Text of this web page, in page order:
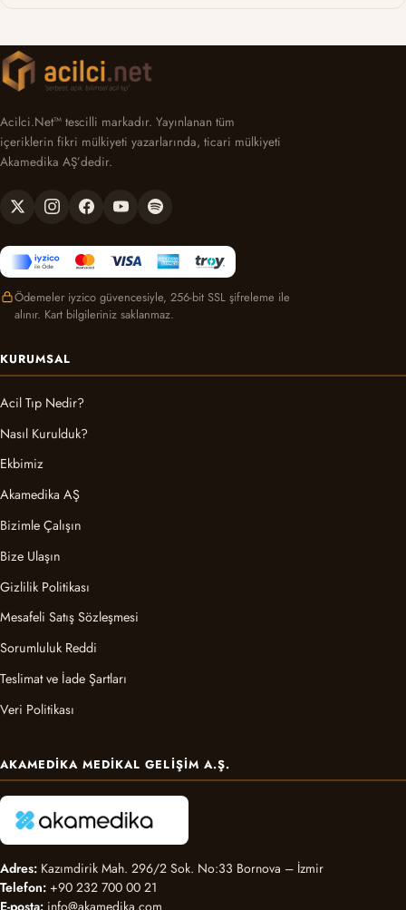
Acilci.Net™ tescilli markadır. Yayınlanan tüm
içeriklerin fikri mülkiyeti yazarlarında, ticari mülkiyeti
Akamedika AŞ’dedir.
Ödemeler iyzico güvencesiyle, 256-bit SSL şifreleme ile
alınır. Kart bilgileriniz saklanmaz.
KURUMSAL
Acil Tıp Nedir?
Nasıl Kurulduk?
Ekbimiz
Akamedika AŞ
Bizimle Çalışın
Bize Ulaşın
Gizlilik Politikası
Mesafeli Satış Sözleşmesi
Sorumluluk Reddi
Teslimat ve İade Şartları
Veri Politikası
AKAMEDIKA MEDIKAL GELIŞIM A.Ş.
Adres: Kazımdirik Mah. 296/2 Sok. No:33 Bornova – İzmir
Telefon: +90 232 700 00 21